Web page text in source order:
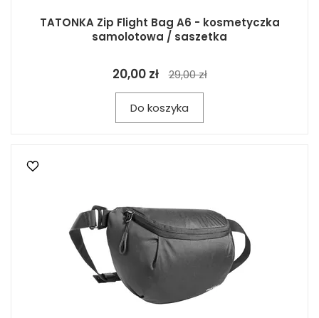
TATONKA Zip Flight Bag A6 - kosmetyczka
samolotowa / saszetka
20,00 zł 29,00 zł
Do koszyka